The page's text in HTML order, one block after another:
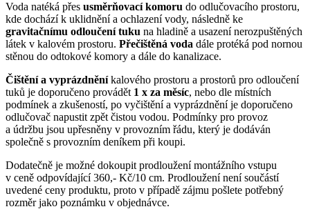
Voda natéká přes usměrňovací komoru do odlučovacího prostoru,
kde dochází k uklidnění a ochlazení vody, následně ke
gravitačnímu odloučení tuku na hladině a usazení nerozpuštěných
látek v kalovém prostoru. Přečištěná voda dále protéká pod nornou
stěnou do odtokové komory a dále do kanalizace.
Čištění a vyprázdněníkalového prostoru a prostorů pro odloučení
tuků je doporučeno provádět 1 x za měsíc, nebo dle místních
podmínek a zkušeností, po vyčištění a vyprázdnění je doporučeno
odlučovač napustit zpět čistou vodou. Podmínky pro provoz
a údržbu jsou upřesněny v provozním řádu, který je dodáván
společně s provozním deníkem při koupi.
Dodatečně je možné dokoupit prodloužení montážního vstupu
v ceně odpovídající 360,- Kč/10 cm. Prodloužení není součástí
uvedené ceny produktu, proto v případě zájmu pošlete potřebný
rozměr jako poznámku v objednávce.